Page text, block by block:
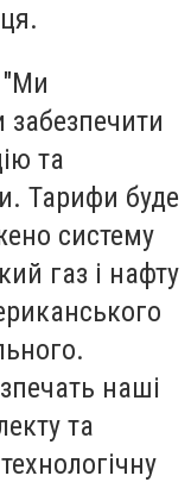
та
Тарифи буде
систему
газ і нафту
наші
та